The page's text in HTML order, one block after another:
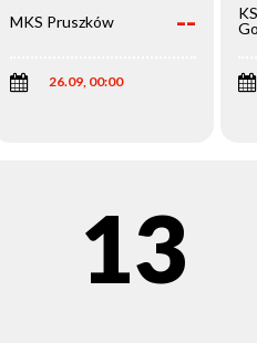
MKS Pruszków --
26.09, 00:00
13